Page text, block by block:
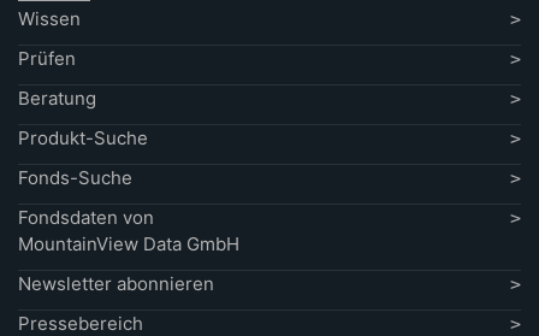
Wissen
Prüfen
Beratung
Produkt-Suche
Fonds-Suche
Fondsdaten von
MountainView Data GmbH
Newsletter abonnieren
Pressebereich